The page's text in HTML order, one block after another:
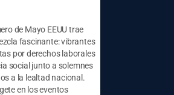
de Mayo EEUU trae
fascinante: vibrantes
por derechos laborales
social junto a solemnes
a la lealtad nacional.
en los eventos